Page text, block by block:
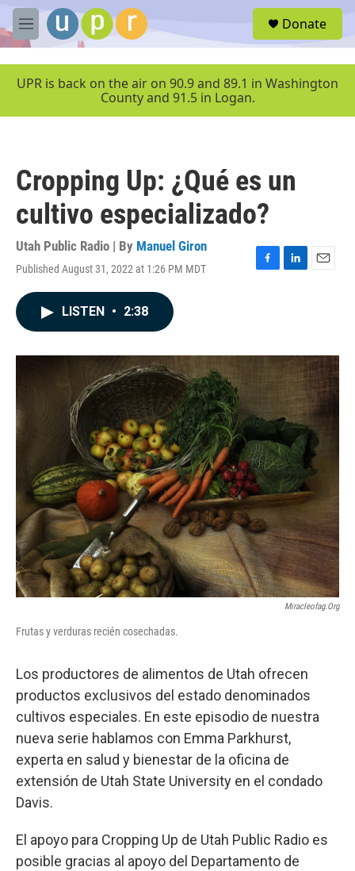
Skip to main content
M
e
u
Donate
UPR is back on the air on 90.9 and 89.1 in Washington
County and 91.5 in Logan.
Cropping Up: ¿Qué es un
cultivo especializado?
Utah Public Radio | By Manuel Giron
Published August 31, 2022 at 1:26 PM MDT
F
o
L
I
n
E
LISTEN • 2:38
Miracleofag.org
Frutas y verduras recién cosechadas.
Los productores de alimentos de Utah ofrecen
productos exclusivos del estado denominados
cultivos especiales. En este episodio de nuestra
nueva serie hablamos con Emma Parkhurst,
experta en salud y bienestar de la oficina de
extensión de Utah State University en el condado
Davis.
El apoyo para Cropping Up de Utah Public Radio es
posible gracias al apoyo del Departamento de